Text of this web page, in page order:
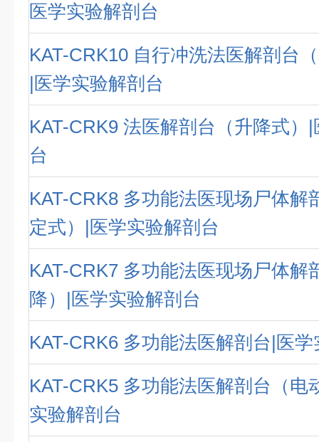
医学实验解剖台
KAT-CRK10 自行冲洗法医解剖台
|医学实验解剖台
KAT-CRK9 法医解剖台（升降式）
台
KAT-CRK8 多功能法医现场尸体解
定式）|医学实验解剖台
KAT-CRK7 多功能法医现场尸体解
降）|医学实验解剖台
KAT-CRK6 多功能法医解剖台|医
KAT-CRK5 多功能法医解剖台（电
实验解剖台